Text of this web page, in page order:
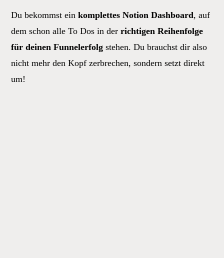
Du bekommst ein komplettes Notion Dashboard, auf
dem schon alle To Dos in der richtigen Reihenfolge
für deinen Funnelerfolg stehen. Du brauchst dir also
nicht mehr den Kopf zerbrechen, sondern setzt direkt
um!